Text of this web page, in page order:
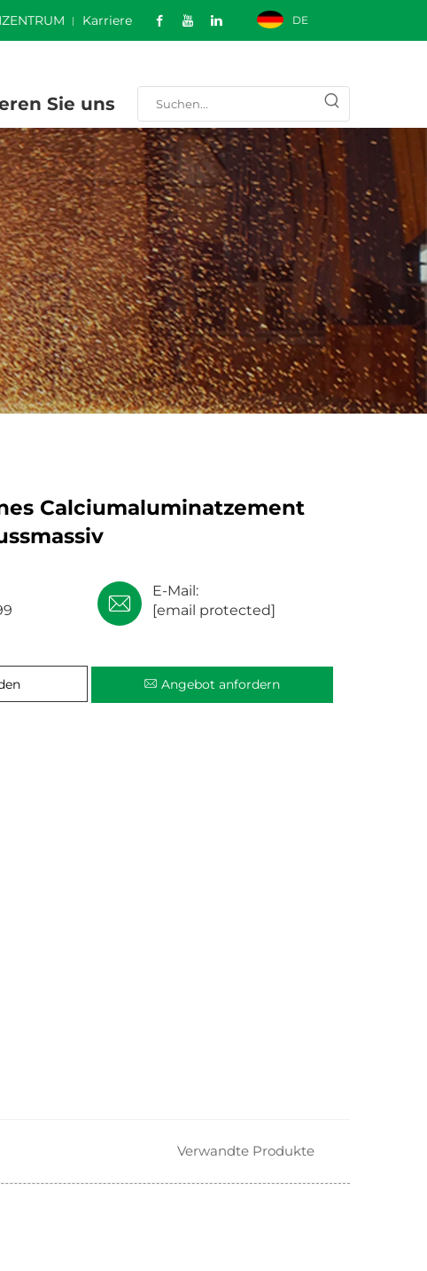
DE
Karriere
Sie uns
Calciumaluminatzement
E-Mail:
[email protected]
Angebot anfordern
Verwandte Produkte